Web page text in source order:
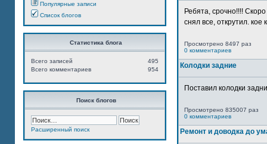
Популярные записи
Список блогов
Статистика блога
495
Всего записей
954
Всего комментариев
Поиск блогов
Расширенный поиск
Ребята, срочно!!!!
снял все, открутил. кое
Просмотрено 8497 раз
0 комментариев
Колодки задние
Поставил колодки
Просмотрено 835007 раз
0 комментариев
Ремонт и доводка до